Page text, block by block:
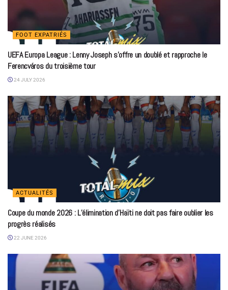
FOOT EXPATRIÉS
UEFA Europa League : Lenny Joseph s’offre un doublé et rapproche le
Ferencváros du troisième tour
24 JULY 2026
ACTUALITÉS
Coupe du monde 2026 : L’élimination d’Haïti ne doit pas faire oublier les
progrès réalisés
22 JUNE 2026